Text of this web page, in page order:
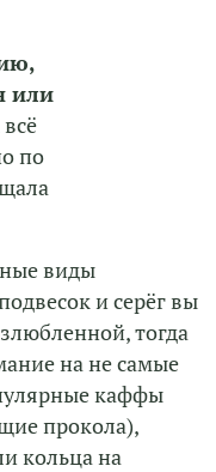
или
по
виды
и серёг вы
тогда
на не самые
каффы
прокола),
кольца на